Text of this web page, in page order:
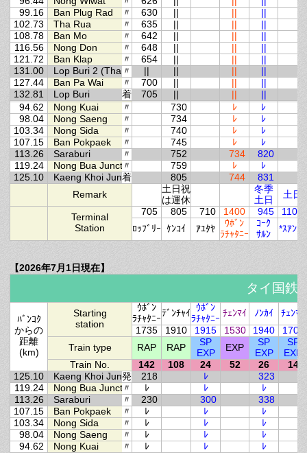
99.16
Ban Plug Rad 〃 630
102.73
Tha Rua 〃 635
108.78
Ban Mo 〃 642
116.56
Nong Don 〃 648
121.72
Ban Klap 〃 654
131.00
Lop Buri 2 (Tha Wung)
〃
127.44
Ban Pa Wai 〃 700
132.81
Lop Buri 着 705
94.62
Nong Kuai 〃 730 ﾚ
ﾚ
98.04
Nong Saeng 〃 734 ﾚ
ﾚ
103.34
Nong Sida 〃 740 ﾚ
ﾚ
107.15
Ban Pokpaek 〃 745 ﾚ
ﾚ
113.26
Saraburi 〃 752 734
820
119.24
Nong Bua Junction
〃 759 ﾚ
ﾚ
125.10
Kaeng Khoi Junction
着 805 744
831
Remark
土日祝
は運休
冬季
土日
土日
Terminal
Station
705 805 710 1400 945
1105
ﾛｯﾌﾞﾘｰ ｹﾝｺｲ ｱﾕﾀﾔ
ｳﾎﾞﾝ
ﾗﾁｬﾀﾆｰ
ｺｰｸ
ｻﾙﾝ
*ｽｱﾝｿﾝ
【2026年7月1日現在】
タイ国
ﾊﾞﾝｺｸ
からの
距離
(km)
Starting
station
ｳﾎﾞﾝ
ﾗﾁｬﾀﾆｰ
ﾃﾞﾝﾁｬｲ
ｳﾎﾞﾝ
ﾗﾁｬﾀﾆｰ
ﾁｪﾝﾏｲ ﾉﾝｶｲ
ﾁｪﾝﾏｲ
1735
1910 1915 1530 1940
1705
Train type
RAP RAP
SP
EXP
EXP
SP
EXP
SP
EXP
Train No.
142 108 24 52 26
14
125.10
Kaeng Khoi Junction
発 218 ﾚ
323
119.24
Nong Bua Junction
〃 ﾚ ﾚ
ﾚ
113.26
Saraburi 〃 230 300
338
107.15
Ban Pokpaek 〃 ﾚ ﾚ
ﾚ
103.34
Nong Sida 〃 ﾚ ﾚ
ﾚ
98.04
Nong Saeng 〃 ﾚ ﾚ
ﾚ
94.62
Nong Kuai 〃 ﾚ ﾚ
ﾚ